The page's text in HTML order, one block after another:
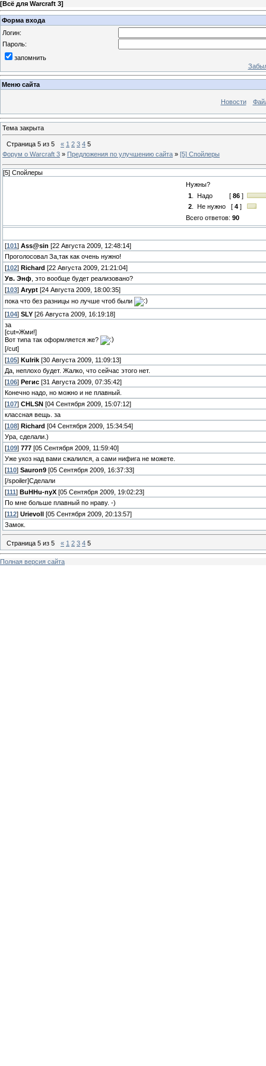
[Всё для Warcraft 3]
Форма входа
Логин:
Пароль:
запомнить
Меню сайта
Новости
Тема закрыта
Страница 5 из 5 « 1 2 3 4 5
Форум о Warcraft 3 » Предложения по улучшению сайта » [5] Спойлеры
[5] Спойлеры
Нужны?
1. Надо [ 86]
2. Не нужно [ 4]
Всего ответов: 90
[101 ] Ass@sin [22 Августа 2009, 12:48:14]
Проголосовал За,так как очень нужно!
[102] Richаrd [22 Августа 2009, 21:21:04]
Ув. Энф , это вообще будет реализовано?
[103] Arypt [24 Августа 2009, 18:00:35]
пока что без разницы но лучше чтоб были
[104] SLY [26 Августа 2009, 16:19:18]
за
[cut=Жми!]
Вот типа так оформляется же?
[/cut]
[105] Kulrik [30 Августа 2009, 11:09:13]
Да, неплохо будет. Жалко, что сейчас этого нет.
[106] Регис [31 Августа 2009, 07:35:42]
Конечно надо, но можно и не плавный.
[107] CHLSN [04 Сентября 2009, 15:07:12]
классная вещь. за
[108] Richаrd [04 Сентября 2009, 15:34:54]
Ура, сделали.)
[109] 777 [05 Сентября 2009, 11:59:40]
Уже укоз над вами сжалился, а сами нифига не можете.
[110] Sauron9 [05 Сентября 2009, 16:37:33]
[/spoiler]Сделали
[111 ] BuHHu-nyX [05 Сентября 2009, 19:02:23]
По мне больше плавный по нраву. -)
[112] Urievoll
[05 Сентября 2009, 20:13:57]
Замок.
Страница 5 из 5 « 1 2 3 4 5
Полная версия сайта